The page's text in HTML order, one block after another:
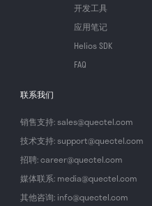
开发工具
应用笔记
Helios SDK
FAQ
联系我们
销售支持: sales@quectel.com
技术支持: support@quectel.com
招聘: career@quectel.com
媒体联系: media@quectel.com
其他咨询: info@quectel.com